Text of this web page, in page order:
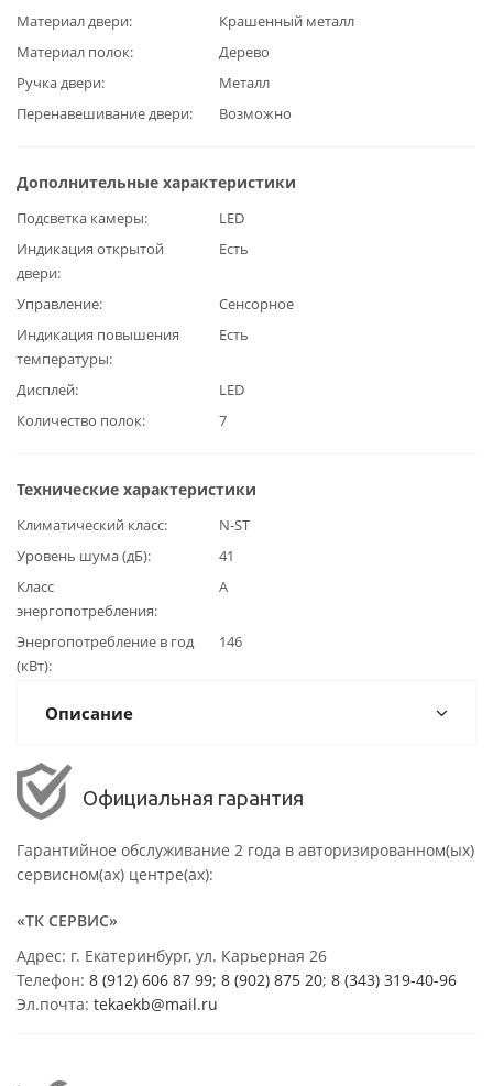
Материал двери
Крашенный металл
Материал полок
Дерево
Ручка двери
Металл
Перенавешивание двери
Возможно
Дополнительные характеристики
Подсветка камеры
LED
Индикация открытой
двери
Есть
Управление
Сенсорное
Индикация повышения
температуры
Есть
Дисплей
LED
Количество полок
7
Технические характеристики
Климатический класс
N-ST
Уровень шума (дБ)
41
Класс
энергопотребления
А
Энергопотребление в год
(кВт)
146
Описание
Официальная гарантия
Гарантийное обслуживание 2 года в авторизированном(ых)
сервисном(ах) центре(ах):
«ТК СЕРВИС»
Адрес: г. Екатеринбург, ул. Карьерная 26
Телефон: 8 (912) 606 87 99; 8 (902) 875 20; 8 (343) 319-40-96
Эл.почта: tekaekb@mail.ru